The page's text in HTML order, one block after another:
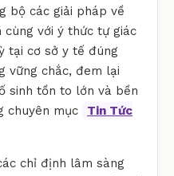
bộ các giải pháp về
với ý thức tự giác
tại cơ sở y tế đúng
vững chắc, đem lại
sinh tồn to lớn và bền
chuyên mục
Tin Tức
chỉ định lâm sàng